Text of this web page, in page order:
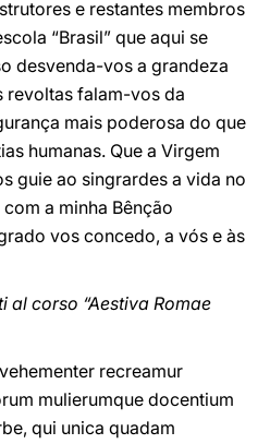
e restantes membros
“Brasil” que aqui se
desvenda-vos a grandeza
revoltas falam-vos da
mais poderosa do que
humanas. Que a Virgem
guie ao singrardes a vida no
a minha Bênção
vos concedo, a vós e às
corso “Aestiva Romae
recreamur
mulierumque docentium
qui unica quadam